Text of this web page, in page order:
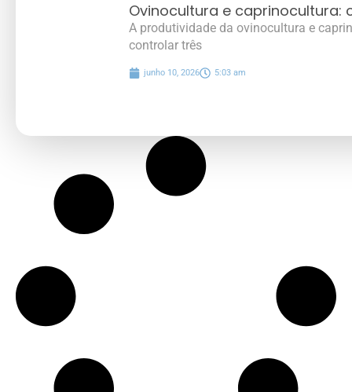
Ovinocultura e
A produtividade da ovinocultura e
controlar três
junho 10, 2026 5:03 am